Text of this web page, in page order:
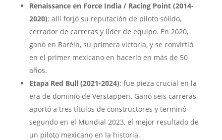
Renaissance en Force India / Racing Point (2014-
2020): allí forjó su reputación de piloto sólido,
cerrador de carreras y líder de equipo. En 2020,
ganó en Baréin, su primera victoria, y se convirtió
en el primer mexicano en hacerlo en más de 50
años.
Etapa Red Bull (2021-2024): fue pieza crucial en la
era de dominio de Verstappen. Ganó seis carreras,
aportó a tres títulos de constructores y terminó
segundo en el Mundial 2023, el mejor resultado de
un piloto mexicano en la historia.